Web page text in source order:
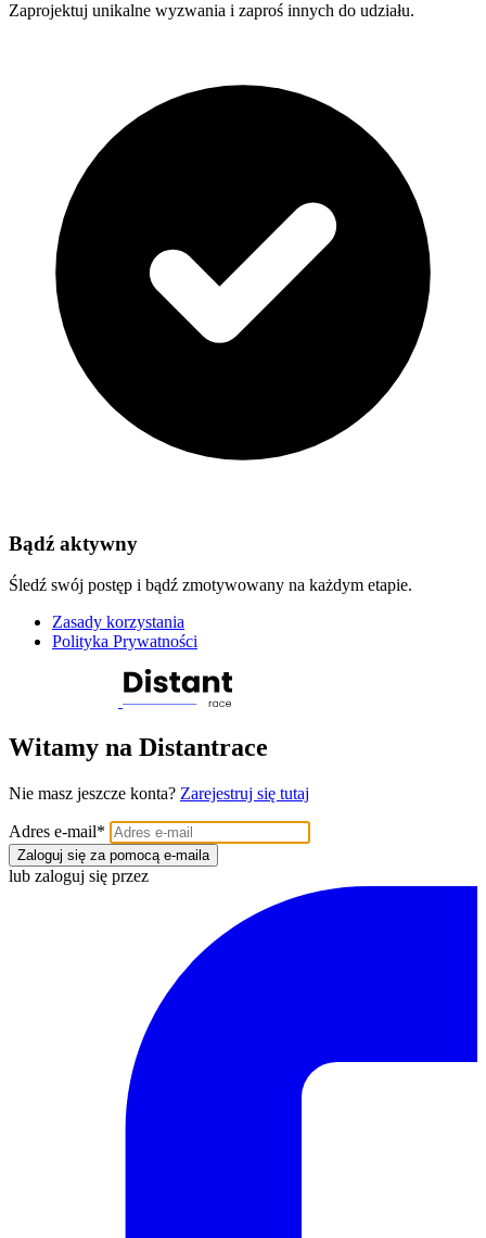
Zaprojektuj unikalne wyzwania i zaproś innych do udziału.
Bądź aktywny
Śledź swój postęp i bądź zmotywowany na każdym etapie.
Zasady korzystania
Polityka Prywatności
Witamy na Distantrace
Nie masz jeszcze konta? Zarejestruj się tutaj
Adres e-mail*
Zaloguj się za pomocą e-maila
lub zaloguj się przez